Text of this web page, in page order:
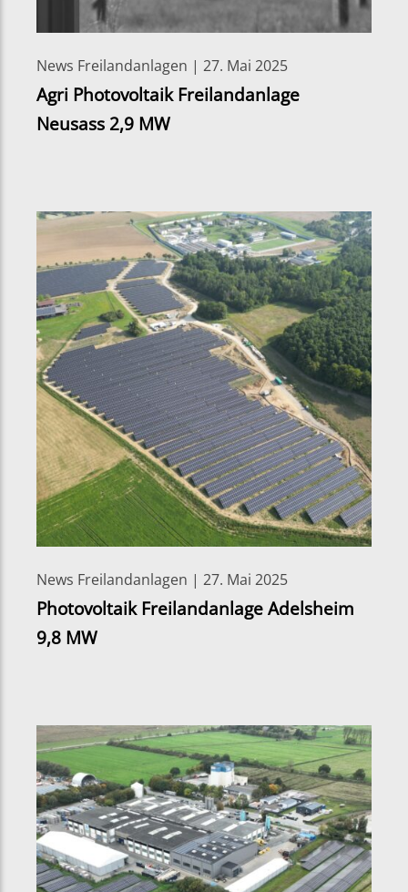
News Freilandanlagen | 27. Mai 2025
Agri Photovoltaik Freilandanlage
Neusass 2,9 MW
News Freilandanlagen | 27. Mai 2025
Photovoltaik Freilandanlage Adelsheim
9,8 MW